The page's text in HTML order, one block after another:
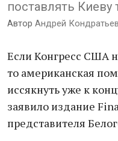
поставлять Киеву
Автор Андрей Кондратьев
Если Конгресс США
то американская
иссякнуть уже к
заявило издание
представителя